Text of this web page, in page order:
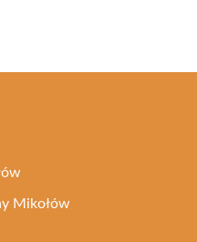
Mikołów